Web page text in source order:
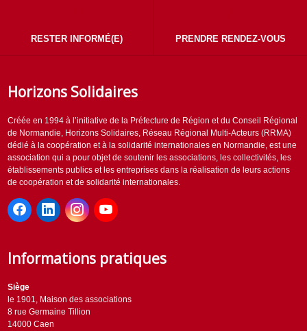
RESTER INFORMÉ(E) PRENDRE RENDEZ-VOUS
Horizons Solidaires
Créée en 1994 à l’initiative de la Préfecture de Région et du Conseil Régional
de Normandie, Horizons Solidaires, Réseau Régional Multi-Acteurs (RRMA)
dédié à la coopération et à la solidarité internationales en Normandie, est une
association qui a pour objet de soutenir les associations, les collectivités, les
établissements publics et les entreprises dans la réalisation de leurs actions
de coopération et de solidarité internationales.
Informations pratiques
Siège
le 1901, Maison des associations
8 rue Germaine Tillion
14000 Caen